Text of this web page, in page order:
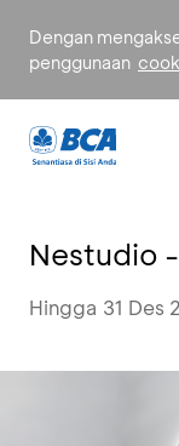
Dengan
penggunaan
Nestudio
Hingga 31 Des